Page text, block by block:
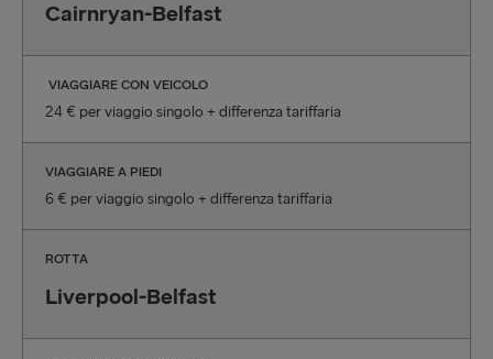
Cairnryan-Belfast
VIAGGIARE CON VEICOLO
24 € per viaggio singolo + differenza tariffaria
VIAGGIARE A PIEDI
6 € per viaggio singolo + differenza tariffaria
ROTTA
Liverpool-Belfast